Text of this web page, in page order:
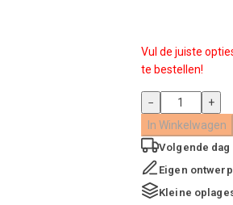
Vul de juiste
te bestellen!
Leidingstickers
Leidingmarkering
Spoelwater
(Water)
aantal
−
+
In Winkelwagen
Volgende dag
Eigen ontwerp
Kleine